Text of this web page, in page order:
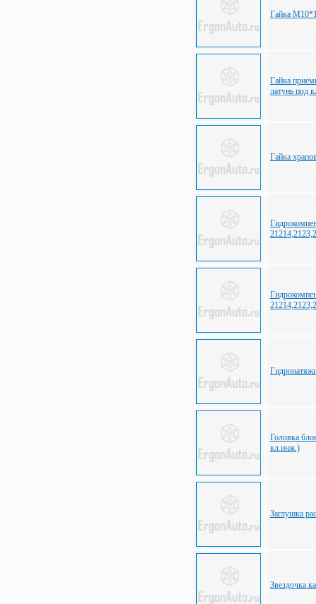
Гайка
Гайка
латунь под
Гайка
Головка
кл.инж.)
Заглушка
Звездочка